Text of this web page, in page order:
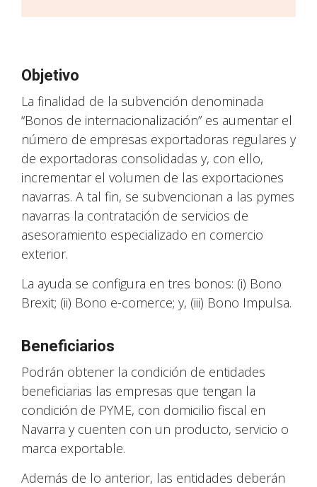
Objetivo
La finalidad de la subvención denominada
“Bonos de internacionalización” es aumentar el
número de empresas exportadoras regulares y
de exportadoras consolidadas y, con ello,
incrementar el volumen de las exportaciones
navarras. A tal fin, se subvencionan a las pymes
navarras la contratación de servicios de
asesoramiento especializado en comercio
exterior.
La ayuda se configura en tres bonos: (i) Bono
Brexit; (ii) Bono e-comerce; y, (iii) Bono Impulsa.
Beneficiarios
Podrán obtener la condición de entidades
beneficiarias las empresas que tengan la
condición de PYME, con domicilio fiscal en
Navarra y cuenten con un producto, servicio o
marca exportable.
Además de lo anterior, las entidades deberán